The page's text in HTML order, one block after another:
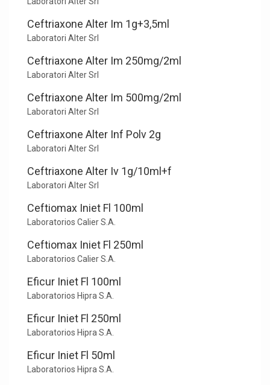
Ceftriaxone Alter Im 1g+3,5ml
Laboratori Alter Srl
Ceftriaxone Alter Im 250mg/2ml
Laboratori Alter Srl
Ceftriaxone Alter Im 500mg/2ml
Laboratori Alter Srl
Ceftriaxone Alter Inf Polv 2g
Laboratori Alter Srl
Ceftriaxone Alter Iv 1g/10ml+f
Laboratori Alter Srl
Ceftiomax Iniet Fl 100ml
Laboratorios Calier S.A.
Ceftiomax Iniet Fl 250ml
Laboratorios Calier S.A.
Eficur Iniet Fl 100ml
Laboratorios Hipra S.A.
Eficur Iniet Fl 250ml
Laboratorios Hipra S.A.
Eficur Iniet Fl 50ml
Laboratorios Hipra S.A.